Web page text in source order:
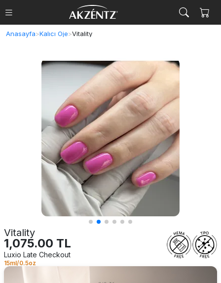
Anasayfa>Kalıcı Oje>Vitality
Vitality
1,075.00 TL
Luxio Late Checkout
15ml/0.5oz